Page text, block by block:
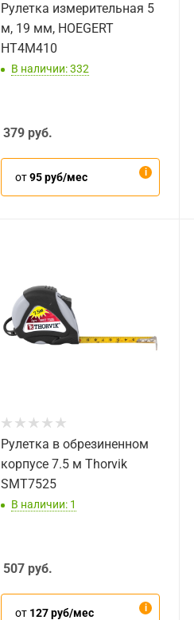
Рулетка измерительная 5
м, 19 мм, HOEGERT
HT4M410
В наличии: 332
379 руб.
от95 руб/мес
Рулетка в обрезиненном
корпусе 7.5 м Thorvik
SMT7525
В наличии: 1
507 руб.
от 127 руб/мес